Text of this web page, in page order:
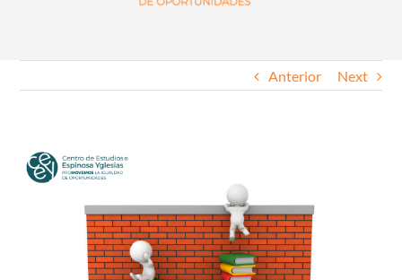
Anterior Next
Ver
Imagen